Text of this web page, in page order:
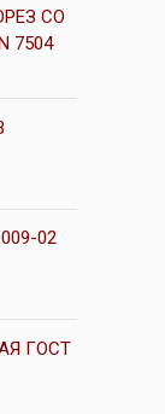
СО
7504
02
ГОСТ